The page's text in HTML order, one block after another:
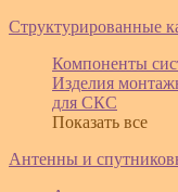
Структурированные
Компоненты
Изделия
для СКС
Показать все
Антенны и